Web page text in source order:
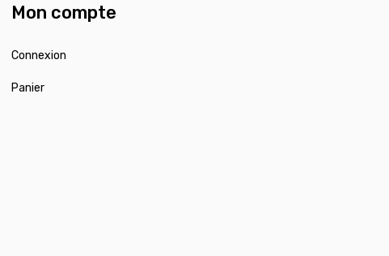
Mon compte
Connexion
Panier